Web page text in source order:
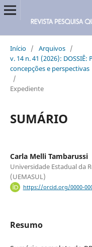
Início / Arquivos /
v. 14 n. 41 (2026):
concepções e perspectivas
/
Expediente
SUMÁRIO
Carla Melli Tambarussi
Universidade Estadual da
(UEMASUL)
https://orcid.org/0000-
Resumo